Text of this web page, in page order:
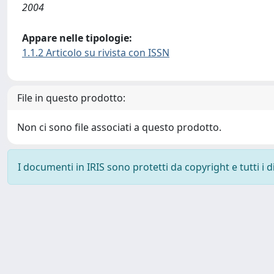
2004
Appare nelle tipologie:
1.1.2 Articolo su rivista con ISSN
File in questo prodotto:
Non ci sono file associati a questo prodotto.
I documenti in IRIS sono protetti da copyright e tutti i